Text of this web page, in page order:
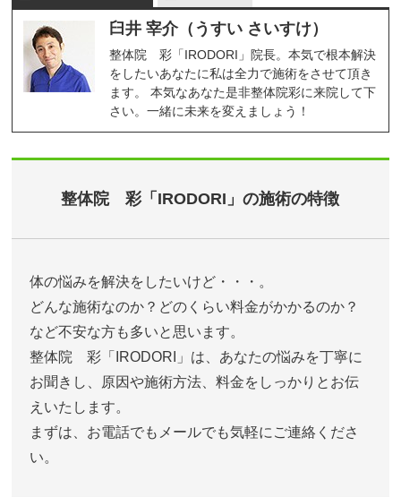
臼井 宰介（うすい さいすけ）
整体院 彩「IRODORI」院長。本気で根本解決
をしたいあなたに私は全力で施術をさせて頂き
ます。 本気なあなた是非整体院彩に来院して下
さい。一緒に未来を変えましょう！
整体院 彩「IRODORI」の施術の特徴
体の悩みを解決をしたいけど・・・。
どんな施術なのか？どのくらい料金がかかるのか？
など不安な方も多いと思います。
整体院 彩「IRODORI」は、あなたの悩みを丁寧に
お聞きし、原因や施術方法、料金をしっかりとお伝
えいたします。
まずは、お電話でもメールでも気軽にご連絡くださ
い。